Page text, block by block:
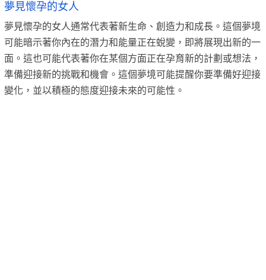
夢見懷孕的女人
夢見懷孕的女人通常代表著新生命、創造力和成長。這個夢境
可能暗示著你內在的潛力和能量正在蛻變，即將展現出新的一
面。這也可能代表著你在某個方面正在孕育新的計劃或想法，
準備迎接新的挑戰和機會。這個夢境可能提醒你要準備好迎接
變化，並以積極的態度迎接未來的可能性。